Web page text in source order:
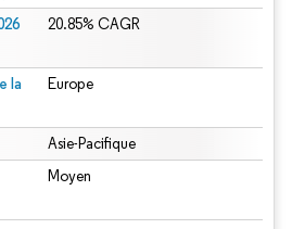
20.85% CAGR
la
Europe
Asie-Pacifique
Moyen